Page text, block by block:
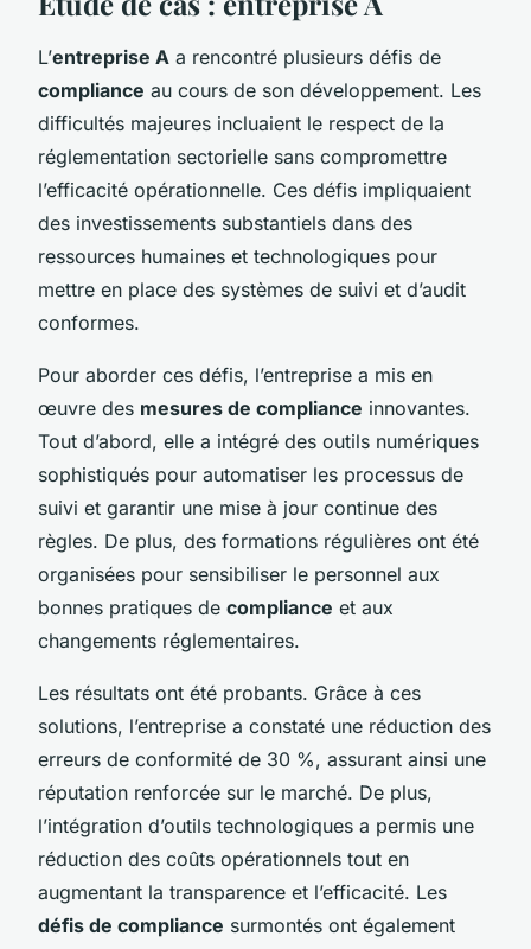
L’entreprise A a rencontré plusieurs défis de
compliance au cours de son développement. Les
difficultés majeures incluaient le respect de la
réglementation sectorielle sans compromettre
l’efficacité opérationnelle. Ces défis impliquaient
des investissements substantiels dans des
ressources humaines et technologiques pour
mettre en place des systèmes de suivi et d’audit
conformes.
Pour aborder ces défis, l’entreprise a mis en
œuvre des mesures de compliance innovantes.
Tout d’abord, elle a intégré des outils numériques
sophistiqués pour automatiser les processus de
suivi et garantir une mise à jour continue des
règles. De plus, des formations régulières ont été
organisées pour sensibiliser le personnel aux
bonnes pratiques de compliance et aux
changements réglementaires.
Les résultats ont été probants. Grâce à ces
solutions, l’entreprise a constaté une réduction des
erreurs de conformité de 30 %, assurant ainsi une
réputation renforcée sur le marché. De plus,
l’intégration d’outils technologiques a permis une
réduction des coûts opérationnels tout en
augmentant la transparence et l’efficacité. Les
défis de compliance surmontés ont également